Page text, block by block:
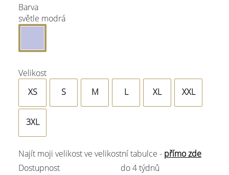
Barva
světle modrá
Velikost
XS
S M L XL XXL
3XL
Najít moji velikost ve velikostní tabulce - přímo zde
Dostupnost
do 4 týdnů